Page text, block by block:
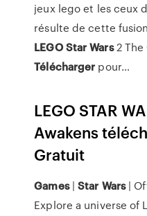
jeux lego et les ceux
résulte de cette
LEGO Star Wars2 The
Télécharger pour…
LEGO STAR
Awakens
Gratuit
Games|Star Wars|
Explore a universe of